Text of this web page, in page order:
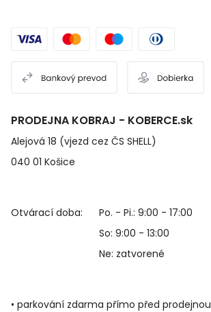
PRODEJNA KOBRAJ - KOBERCE.sk
Alejová 18 (vjezd cez ČS SHELL)
040 01 Košice
Otvárací doba:
Po. - Pi.: 9:00 - 17:00
So: 9:00 - 13:00
Ne: zatvorené
• parkování zdarma přímo před prodejnou